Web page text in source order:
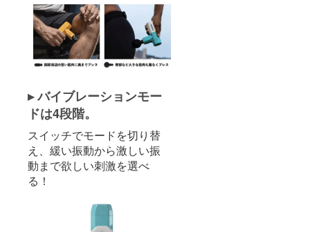
▸ バイブレーションモー
ドは4段階。
スイッチでモードを切り替
え、緩い振動から激しい振
動まで欲しい刺激を選べ
る！